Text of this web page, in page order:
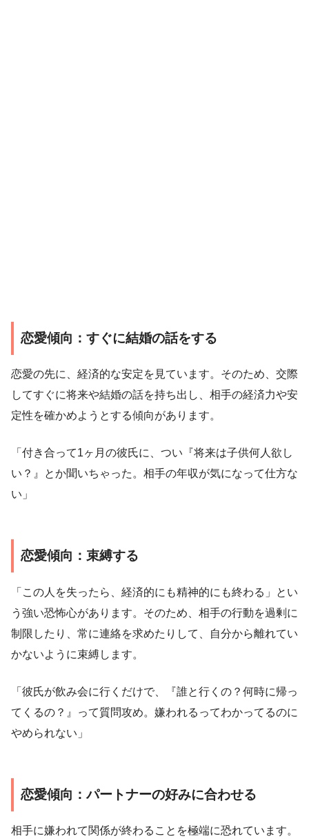
恋愛傾向：すぐに結婚の話をする
恋愛の先に、経済的な安定を見ています。そのため、交際
してすぐに将来や結婚の話を持ち出し、相手の経済力や安
定性を確かめようとする傾向があります。
「付き合って1ヶ月の彼氏に、つい『将来は子供何人欲し
い？』とか聞いちゃった。相手の年収が気になって仕方な
い」
恋愛傾向：束縛する
「この人を失ったら、経済的にも精神的にも終わる」とい
う強い恐怖心があります。そのため、相手の行動を過剰に
制限したり、常に連絡を求めたりして、自分から離れてい
かないように束縛します。
「彼氏が飲み会に行くだけで、『誰と行くの？何時に帰っ
てくるの？』って質問攻め。嫌われるってわかってるのに
やめられない」
恋愛傾向：パートナーの好みに合わせる
相手に嫌われて関係が終わることを極端に恐れています。